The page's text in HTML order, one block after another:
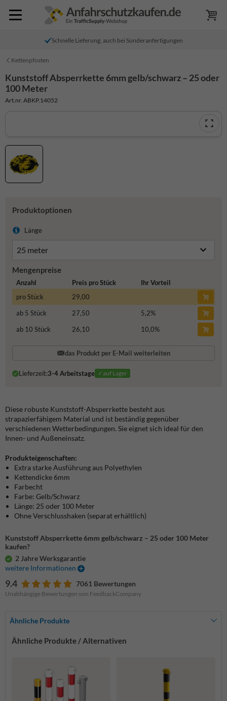
Schnelle Lieferung, auch bei Sonderanfertigungen
Kettenpfosten
Kunststoff Absperrkette 6mm gelb/schwarz – 25 oder
100 Meter
Art.nr. ABKP.14052
Produktoptionen
Länge
Mengenpreise
Anzahl Preis pro Stück
Ihr Vorteil
pro Stück
29,00
ab 5 Stück
27,50 5,2%
ab 10 Stück
26,10 10,0%
das Produkt per E-Mail weiterleiten
Lieferzeit:3-4 Arbeitstage ✓auf Lager
Diese robuste Kunststoff-Absperrkette besteht aus
strapazierfähigem Material und ist beständig gegenüber
verschiedenen Wetterbedingungen. Sie eignet sich ideal für den
Innen- und Außeneinsatz.
Produkteigenschaften:
Extra starke Ausführung aus Polyethylen
Kettendicke 6mm
Farbecht
Farbe: Gelb/Schwarz
Länge: 25 oder 100 Meter
Ohne Verschlusshaken (separat erhältlich)
Kunststoff Absperrkette 6mm gelb/schwarz – 25 oder 100 Meter
kaufen?
2 Jahre Werksgarantie
weitere Informationen
9.4 7061 Bewertungen
Unabhängige Bewertungen von FeedbackCompany
Ähnliche Produkte
Ähnliche Produkte / Alternativen